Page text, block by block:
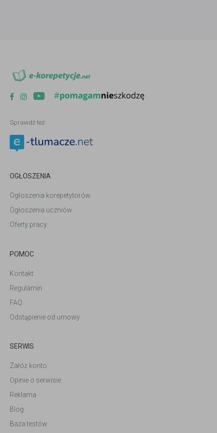
Sprawdź też:
OGŁOSZENIA
Ogłoszenia korepetytorów
Ogłoszenia uczniów
Oferty pracy
POMOC
Kontakt
Regulamin
FAQ
Odstąpienie od umowy
SERWIS
Załóż konto
Opinie o serwisie
Reklama
Blog
Baza testów